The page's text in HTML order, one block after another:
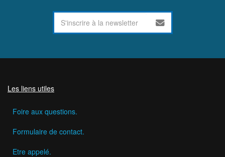
Les liens utiles
Foire aux questions.
Formulaire de contact.
Etre appelé.